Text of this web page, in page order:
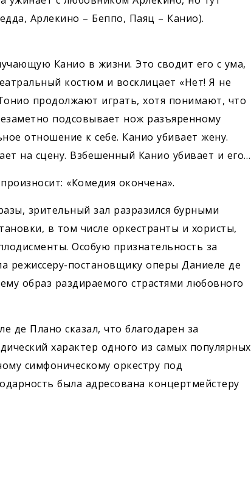
Арлекино – Беппо, Паяц – Канио).
Канио в жизни. Это сводит его с ума,
костюм и восклицает «Нет! Я не
продолжают играть, хотя понимают, что
подсовывает нож разъяренному
отношение к себе. Канио убивает жену.
на сцену. Взбешенный Канио убивает и его…
«Комедия окончена».
зрительный зал разразился бурными
в том числе оркестранты и хористы,
Особую признательность за
режиссеру-постановщику оперы Даниеле де
образ раздираемого страстями любовного
де Плано сказал, что благодарен за
характер одного из самых популярных
симфоническому оркестру под
была адресована концертмейстеру